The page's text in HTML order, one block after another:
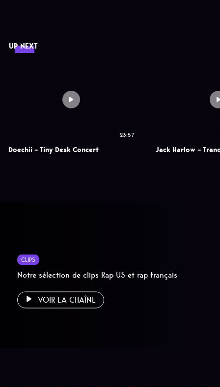
UP NEXT
23:57
Doechii – Tiny Desk Concert Jack Harlow –
CLIPS
Notre sélection de clips Rap US et rap français
VOIR LA CHAÎNE